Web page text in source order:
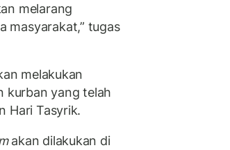
melarang
masyarakat,” tugas
melakukan
kurban yang telah
Hari Tasyrik.
akan dilakukan di